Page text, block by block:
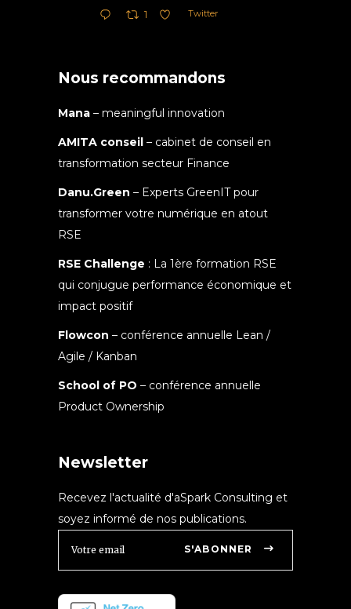
1 Twitter
Nous recommandons
Mana – meaningful innovation
AMITA conseil – cabinet de conseil en
transformation secteur Finance
Danu.Green – Experts GreenIT pour
transformer votre numérique en atout
RSE
RSE Challenge : La 1ère formation RSE
qui conjugue performance économique et
impact positif
Flowcon – conférence annuelle Lean /
Agile / Kanban
School of PO – conférence annuelle
Product Ownership
Newsletter
Recevez l'actualité d'aSpark Consulting et
soyez informé de nos publications.
S'ABONNER